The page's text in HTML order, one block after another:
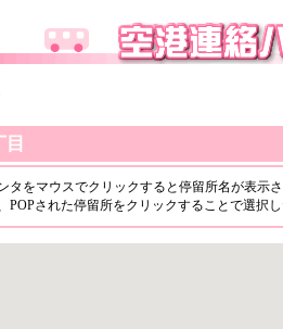
タをマウスでクリックすると停留所名が表示さ
POPされた停留所をクリックすることで選択